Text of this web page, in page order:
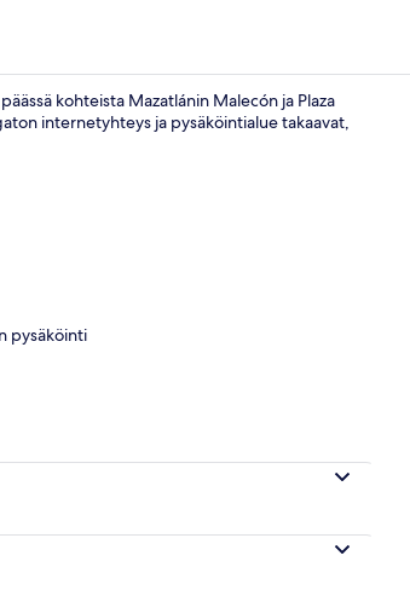
kohteista Mazatlánin Malecón ja Plaza
internetyhteys ja pysäköintialue takaavat,
pysäköinti